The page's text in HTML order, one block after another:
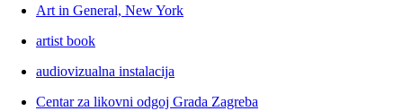
Art in General, New York
artist book
audiovizualna instalacija
Centar za likovni odgoj Grada Zagreba